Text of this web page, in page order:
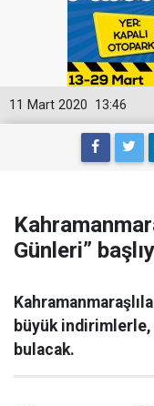
13:46
11 Mart 2020
Günleri”
büyük indirimlerle,
bulacak.